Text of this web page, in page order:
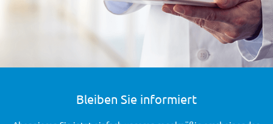
Bleiben Sie informiert